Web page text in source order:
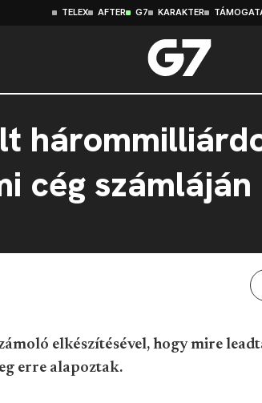
TELEX AFTER G7 KARAKTER
cég számláján
elkészítésével, hogy mire
erre alapoztak.